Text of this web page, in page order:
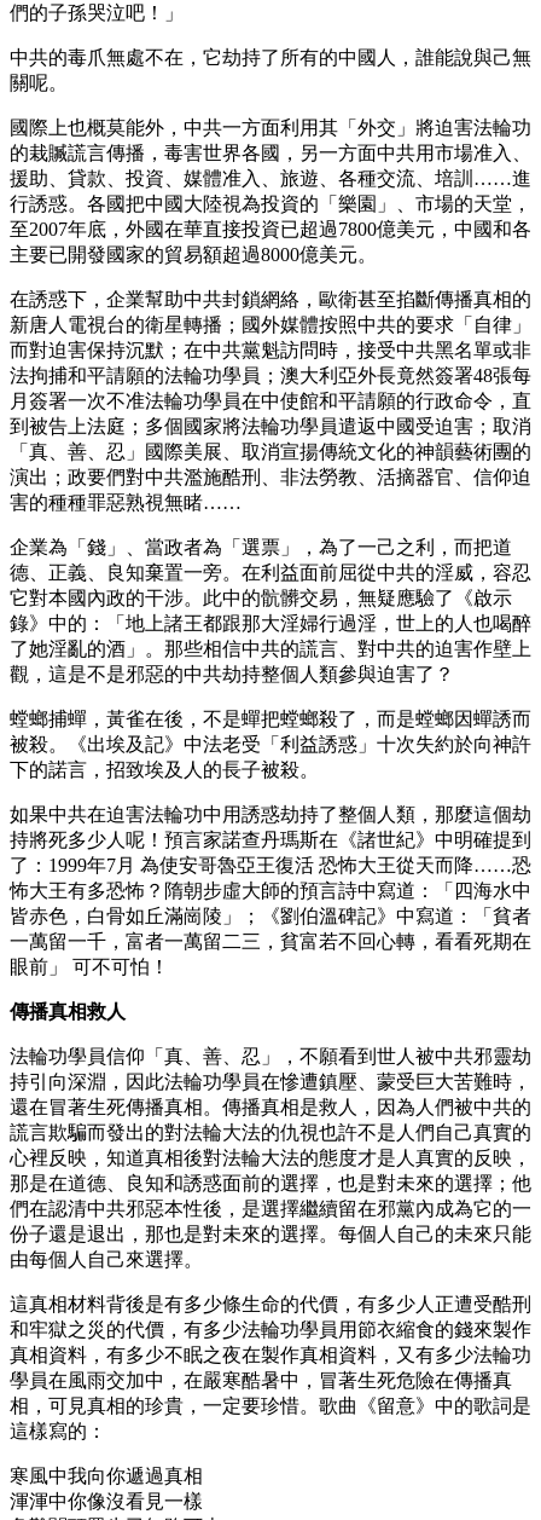
們的子孫哭泣吧！」
中共的毒爪無處不在，它劫持了所有的中國人，誰能說與己無
關呢。
國際上也概莫能外，中共一方面利用其「外交」將迫害法輪功
的栽贓謊言傳播，毒害世界各國，另一方面中共用市場准入、
援助、貸款、投資、媒體准入、旅遊、各種交流、培訓……進
行誘惑。各國把中國大陸視為投資的「樂園」、市場的天堂，
至2007年底，外國在華直接投資已超過7800億美元，中國和各
主要已開發國家的貿易額超過8000億美元。
在誘惑下，企業幫助中共封鎖網絡，歐衛甚至掐斷傳播真相的
新唐人電視台的衛星轉播；國外媒體按照中共的要求「自律」
而對迫害保持沉默；在中共黨魁訪問時，接受中共黑名單或非
法拘捕和平請願的法輪功學員；澳大利亞外長竟然簽署48張每
月簽署一次不准法輪功學員在中使館和平請願的行政命令，直
到被告上法庭；多個國家將法輪功學員遣返中國受迫害；取消
「真、善、忍」國際美展、取消宣揚傳統文化的神韻藝術團的
演出；政要們對中共濫施酷刑、非法勞教、活摘器官、信仰迫
害的種種罪惡熟視無睹……
企業為「錢」、當政者為「選票」，為了一己之利，而把道
德、正義、良知棄置一旁。在利益面前屈從中共的淫威，容忍
它對本國內政的干涉。此中的骯髒交易，無疑應驗了《啟示
錄》中的：「地上諸王都跟那大淫婦行過淫，世上的人也喝醉
了她淫亂的酒」。那些相信中共的謊言、對中共的迫害作壁上
觀，這是不是邪惡的中共劫持整個人類參與迫害了？
螳螂捕蟬，黃雀在後，不是蟬把螳螂殺了，而是螳螂因蟬誘而
被殺。《出埃及記》中法老受「利益誘惑」十次失約於向神許
下的諾言，招致埃及人的長子被殺。
如果中共在迫害法輪功中用誘惑劫持了整個人類，那麼這個劫
持將死多少人呢！預言家諾查丹瑪斯在《諸世紀》中明確提到
了：1999年7月 為使安哥魯亞王復活 恐怖大王從天而降……恐
怖大王有多恐怖？隋朝步虛大師的預言詩中寫道：「四海水中
皆赤色，白骨如丘滿崗陵」；《劉伯溫碑記》中寫道：「貧者
一萬留一千，富者一萬留二三，貧富若不回心轉，看看死期在
眼前」 可不可怕！
傳播真相救人
法輪功學員信仰「真、善、忍」，不願看到世人被中共邪靈劫
持引向深淵，因此法輪功學員在慘遭鎮壓、蒙受巨大苦難時，
還在冒著生死傳播真相。傳播真相是救人，因為人們被中共的
謊言欺騙而發出的對法輪大法的仇視也許不是人們自己真實的
心裡反映，知道真相後對法輪大法的態度才是人真實的反映，
那是在道德、良知和誘惑面前的選擇，也是對未來的選擇；他
們在認清中共邪惡本性後，是選擇繼續留在邪黨內成為它的一
份子還是退出，那也是對未來的選擇。每個人自己的未來只能
由每個人自己來選擇。
這真相材料背後是有多少條生命的代價，有多少人正遭受酷刑
和牢獄之災的代價，有多少法輪功學員用節衣縮食的錢來製作
真相資料，有多少不眠之夜在製作真相資料，又有多少法輪功
學員在風雨交加中，在嚴寒酷暑中，冒著生死危險在傳播真
相，可見真相的珍貴，一定要珍惜。歌曲《留意》中的歌詞是
這樣寫的：
寒風中我向你遞過真相
渾渾中你像沒看見一樣